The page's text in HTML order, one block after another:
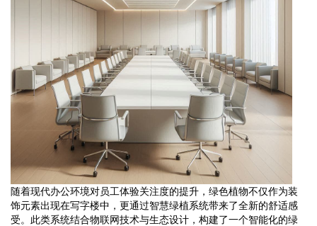
随着现代办公环境对员工体验关注度的提升，绿色植物不仅作为装
饰元素出现在写字楼中，更通过智慧绿植系统带来了全新的舒适感
受。此类系统结合物联网技术与生态设计，构建了一个智能化的绿